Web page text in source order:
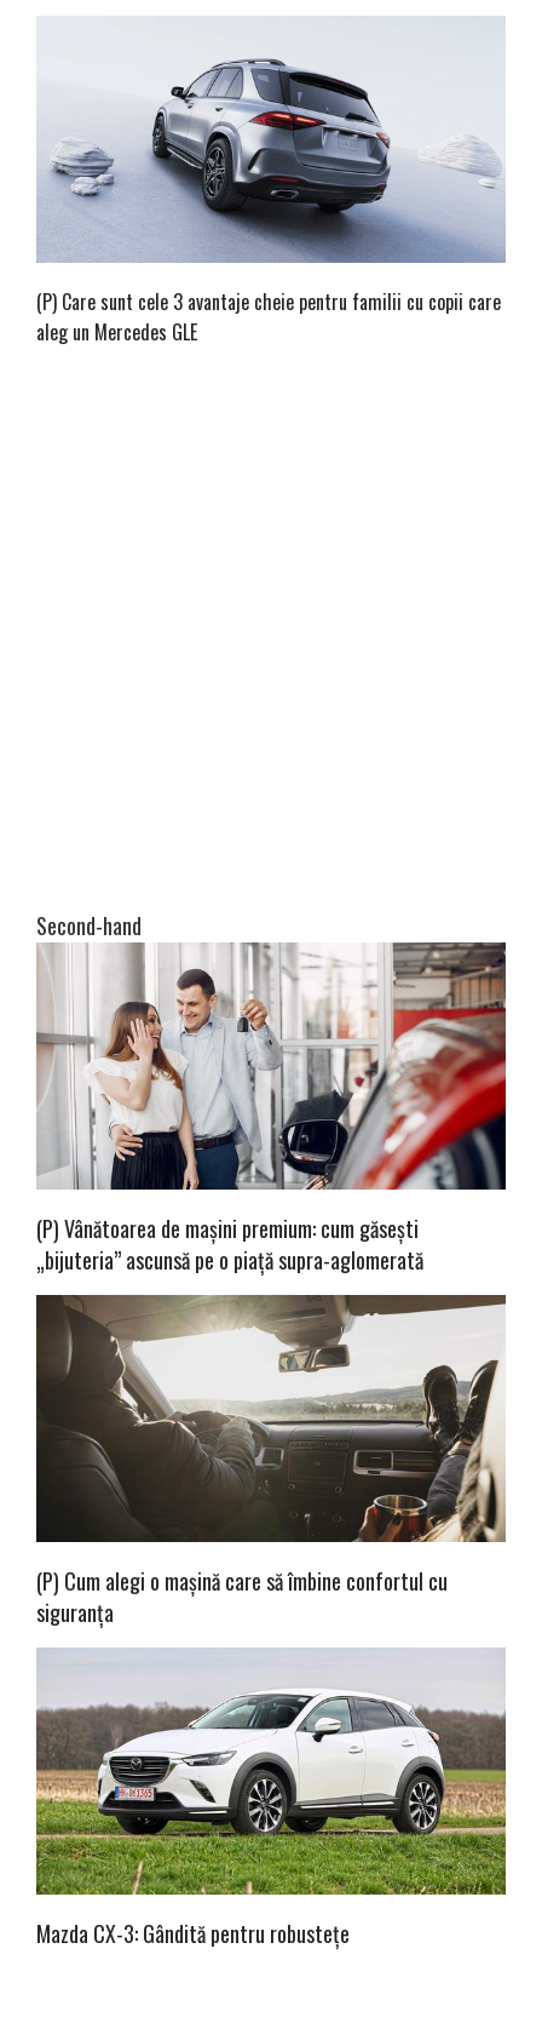
(P) Care sunt cele 3 avantaje cheie pentru familii cu copii care
aleg un Mercedes GLE
Second-hand
(P) Vânătoarea de mașini premium: cum găsești
„bijuteria” ascunsă pe o piață supra-aglomerată
(P) Cum alegi o mașină care să îmbine confortul cu
siguranța
Mazda CX-3: Gândită pentru robustețe